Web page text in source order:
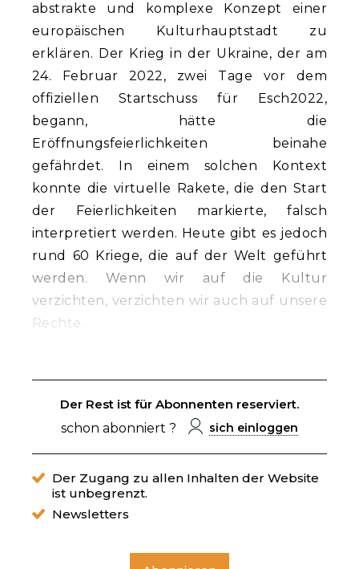
abstrakte und komplexe Konzept einer
europäischen Kulturhauptstadt zu
erklären. Der Krieg in der Ukraine, der am
24. Februar 2022, zwei Tage vor dem
offiziellen Startschuss für Esch2022,
begann, hätte die
Eröffnungsfeierlichkeiten beinahe
gefährdet. In einem solchen Kontext
konnte die virtuelle Rakete, die den Start
der Feierlichkeiten markierte, falsch
interpretiert werden. Heute gibt es jedoch
rund 60 Kriege, die auf der Welt geführt
werden. Wenn wir auf die Kultur
verzichten, verzichten wir auch auf unsere
Rechte.
Der Rest ist für Abonnenten reserviert.
schon abonniert ?
sich einloggen
Der Zugang zu allen Inhalten der Website
ist unbegrenzt.
Newsletters